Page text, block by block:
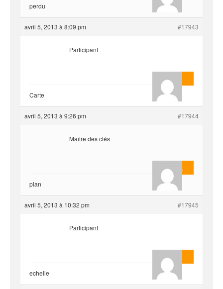
perdu
avril 5, 2013 à 8:09 pm #17943
AnlonEvil.
Participant
Carte
avril 5, 2013 à 9:26 pm #17944
Masterjoa
Maître des clés
plan
avril 5, 2013 à 10:32 pm #17945
AnlonEvil.
Participant
echelle